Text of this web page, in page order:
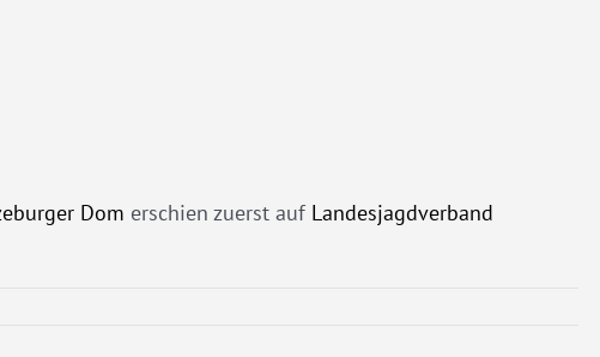
Dom erschien zuerst auf Landesjagdverband